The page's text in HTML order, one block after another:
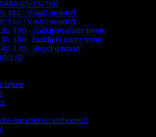
80/15/100
180 - Viseći ormarići
150 - Viseći ormarići
35-120 - Zaobljeni obrez fronte
35-180 -Zaobljeni obrez fronte
40-170 - Viseći ormarići
170
lajsne
top counter umivaonici